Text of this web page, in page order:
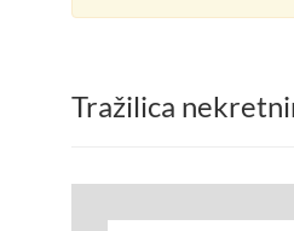
Tražilica